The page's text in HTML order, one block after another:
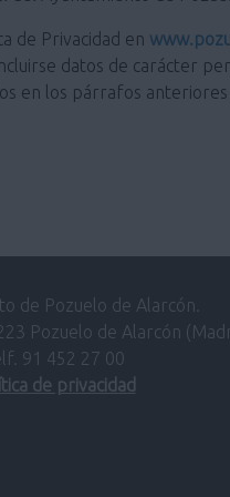
de Privacidad en
datos de carácter
en los párrafos
de Pozuelo de Alarcón.
Pozuelo de Alarcón
91 452 27 00
de privacidad